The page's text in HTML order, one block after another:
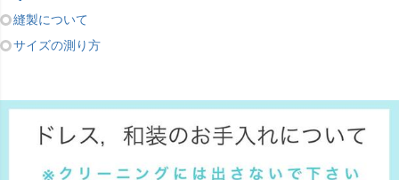
縫製について
サイズの測り方